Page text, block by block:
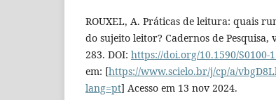
ROUXEL, A. Práticas de leitura: quais
do sujeito leitor? Cadernos de Pesquisa,
283. DOI: https://doi.org/10.1590/S0100-
em: [https://www.scielo.br/j/cp/a/
lang=pt] Acesso em 13 nov 2024.